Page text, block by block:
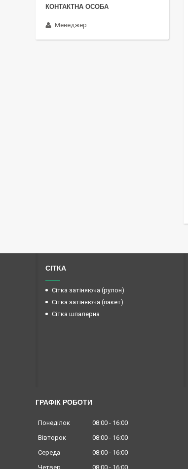
Менеджер
СІТКА
Сітка затіняюча (рулон)
Сітка затіняюча (пакет)
Сітка шпалерна
ГРАФІК РОБОТИ
Понеділок 08:00
16:00
Вівторок
08:00
16:00
Середа
08:00
16:00
Четвер
08:00 16:00